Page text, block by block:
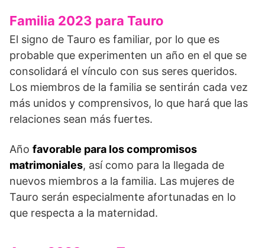
Familia 2023 para Tauro
El signo de Tauro es familiar, por lo que es
probable que experimenten un año en el que se
consolidará el vínculo con sus seres queridos.
Los miembros de la familia se sentirán cada vez
más unidos y comprensivos, lo que hará que las
relaciones sean más fuertes.
Año favorable para los compromisos
matrimoniales, así como para la llegada de
nuevos miembros a la familia. Las mujeres de
Tauro serán especialmente afortunadas en lo
que respecta a la maternidad.